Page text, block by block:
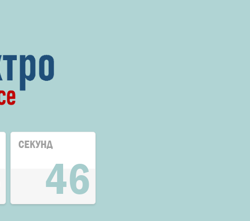
СЕКУНД
45